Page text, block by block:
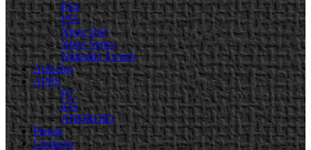
PS4
PS5
Xbox One
Xbox Series
Nintendo Switch
Artículos
APPS
PC
iOS
ANDROID
Prensa
Contacto